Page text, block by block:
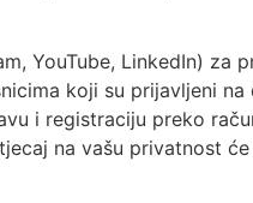
YouTube, LinkedIn) za
koji su prijavljeni
i registraciju preko
na vašu privatnost